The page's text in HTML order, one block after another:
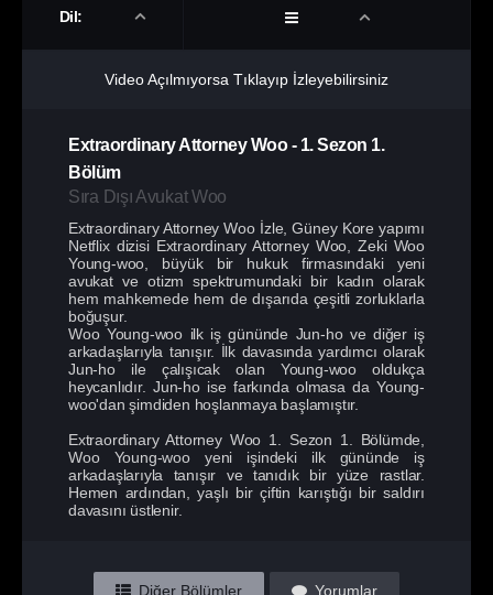
Dil:
Video Açılmıyorsa Tıklayıp İzleyebilirsiniz
Extraordinary Attorney Woo- 1. Sezon 1.
Bölüm
Sıra Dışı Avukat Woo
Extraordinary Attorney Woo İzle, Güney Kore yapımı
Netflix dizisi Extraordinary Attorney Woo, Zeki Woo
Young-woo, büyük bir hukuk firmasındaki yeni
avukat ve otizm spektrumundaki bir kadın olarak
hem mahkemede hem de dışarıda çeşitli zorluklarla
boğuşur.
Woo Young-woo ilk iş gününde Jun‑ho ve diğer iş
arkadaşlarıyla tanışır. İlk davasında yardımcı olarak
Jun-ho ile çalışıcak olan Young-woo oldukça
heycanlıdır. Jun-ho ise farkında olmasa da Young-
woo'dan şimdiden hoşlanmaya başlamıştır.
Extraordinary Attorney Woo 1. Sezon 1. Bölümde,
Woo Young-woo yeni işindeki ilk gününde iş
arkadaşlarıyla tanışır ve tanıdık bir yüze rastlar.
Hemen ardından, yaşlı bir çiftin karıştığı bir saldırı
davasını üstlenir.
Diğer Bölümler Yorumlar